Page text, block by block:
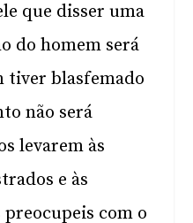
que disser uma
do homem será
tiver blasfemado
não será
levarem às
e às
com o